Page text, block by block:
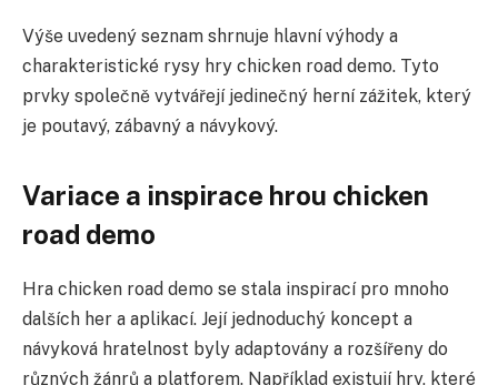
Výše uvedený seznam shrnuje hlavní výhody a
charakteristické rysy hry chicken road demo. Tyto
prvky společně vytvářejí jedinečný herní zážitek, který
je poutavý, zábavný a návykový.
Variace a inspirace hrou chicken
road demo
Hra chicken road demo se stala inspirací pro mnoho
dalších her a aplikací. Její jednoduchý koncept a
návyková hratelnost byly adaptovány a rozšířeny do
různých žánrů a platforem. Například existují hry, které